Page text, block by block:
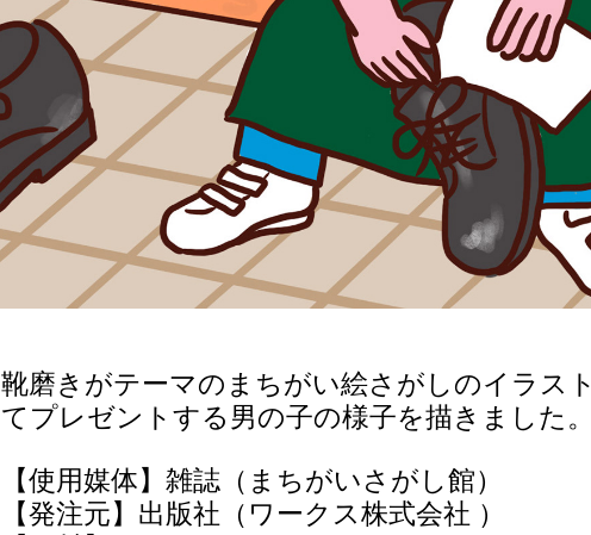
靴磨き がテーマの まちがい絵さがしのイラスト
てプレゼントする 男の子の様子を描き ま した。
【使用媒体】雑誌（まちがいさがし館）
【発注元】出版社（ワークス株式会社 ）